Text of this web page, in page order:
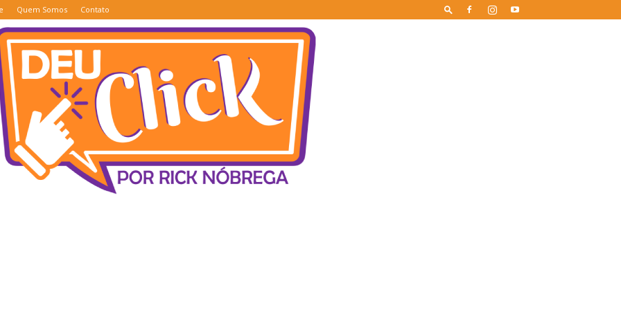
Quem Somos Contato